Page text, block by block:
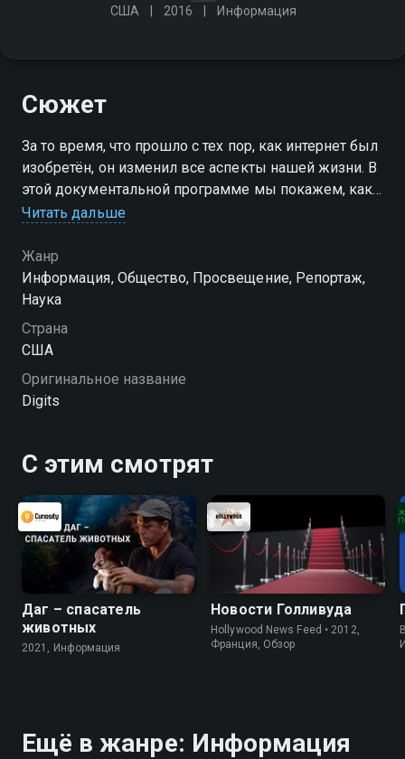
США 2016 Информация
Сюжет
За то время, что прошло с тех пор, как интернет был
изобретён, он изменил все аспекты нашей жизни. В
этой документальной программе мы покажем, как
реклама в интернете, механизмы поисковых систем
Читать дальше
Жанр
Информация, Общество, Просвещение, Репортаж,
Наука
Страна
США
Оригинальное название
Digits
С этим смотрят
Даг – спасатель
животных
2021, Информация
Новости Голливуда
Hollywood News Feed • 2012,
Франция, Обзор
Ещё в жанре: Информация